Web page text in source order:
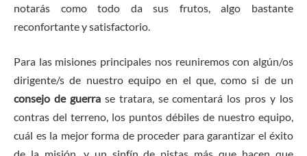
notarás como todo da sus frutos, algo bastante
reconfortante y satisfactorio.
Para las misiones principales nos reuniremos con algún/os
dirigente/s de nuestro equipo en el que, como si de un
consejo de guerrase tratara, se comentará los pros y los
contras del terreno, los puntos débiles de nuestro equipo,
cuál es la mejor forma de proceder para garantizar el éxito